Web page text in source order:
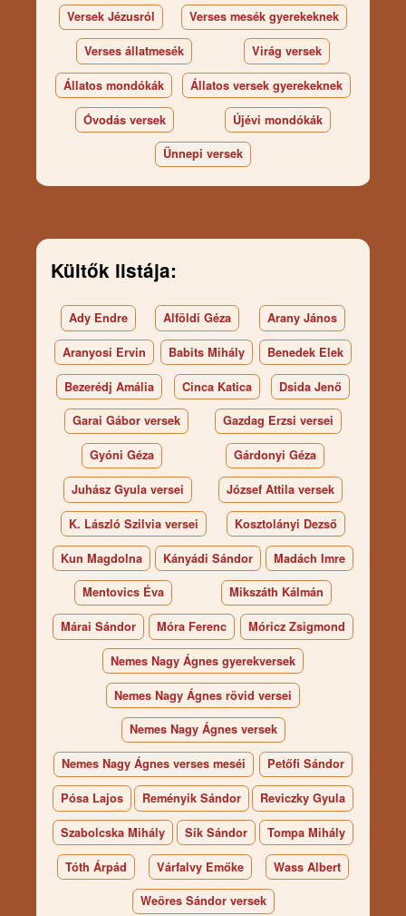
Versek Jézusról Verses mesék gyerekeknek
Verses állatmesék Virág versek
Állatos mondókák Állatos versek gyerekeknek
Óvodás versek Újévi mondókák
Ünnepi versek
Kültők listája:
Ady Endre Alföldi Géza Arany János
Aranyosi Ervin Babits Mihály Benedek Elek
Bezerédj Amália Cinca Katica Dsida Jenő
Garai Gábor versek Gazdag Erzsi versei
Gyóni Géza Gárdonyi Géza
Juhász Gyula versei József Attila versek
K. László Szilvia versei Kosztolányi Dezső
Kun Magdolna Kányádi Sándor Madách Imre
Mentovics Éva Mikszáth Kálmán
Márai Sándor Móra Ferenc Móricz Zsigmond
Nemes Nagy Ágnes gyerekversek
Nemes Nagy Ágnes rövid versei
Nemes Nagy Ágnes versek
Nemes Nagy Ágnes verses meséi Petőfi Sándor
Pósa Lajos Reményik Sándor Reviczky Gyula
Szabolcska Mihály Sík Sándor Tompa Mihály
Tóth Árpád Várfalvy Emőke Wass Albert
Weöres Sándor versek